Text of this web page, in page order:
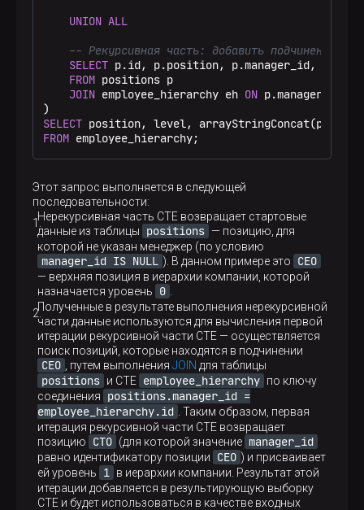
UNION ALL
-- Рекурсивная часть: добавить подчиненных
SELECT p.id, p.position, p.manager_id,
FROM positions p
JOIN employee_hierarchy eh ON p.manager_id
SELECT position, level, arrayStringConcat(path,
FROM employee_hierarchy;
Этот запрос выполняется в следующей
последовательности:
Нерекурсивная часть CTE возвращает стартовые
данные из таблицы
positions — позицию, для
которой не указан менеджер (по условию
manager_id IS NULL ). В данном примере это CEO
— верхняя позиция в иерархии компании, которой
назначается уровень
0
Полученные в результате выполнения нерекурсивной
части данные используются для вычисления первой
итерации рекурсивной части CTE — осуществляется
поиск позиций, которые находятся в подчинении
CEO , путем выполнения JOIN для таблицы
positions и CTE employee_hierarchy по ключу
соединения
positions.manager_id =
employee_hierarchy.id
. Таким образом, первая
итерация рекурсивной части CTE возвращает
позицию
CTO (для которой значение manager_id
равно идентификатору позиции CEO ) и присваивает
ей уровень
1 в иерархии компании. Результат этой
итерации добавляется в результирующую выборку
CTE и будет использоваться в качестве входных